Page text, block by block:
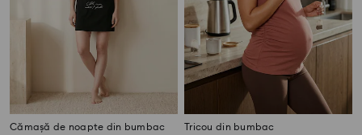
Cămașă de noapte din bumbac Tricou din bumbac